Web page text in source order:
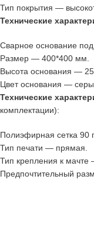
Тип покрытия —
Технические
Сварное основание под
Размер — 400*400 мм.
Высота основания —
Цвет основания —
Технические
комплектации):
Полиэфирная сетка 90
Тип печати — прямая.
Тип крепления к мачте
Предпочтительный